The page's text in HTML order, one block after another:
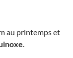
au printemps et